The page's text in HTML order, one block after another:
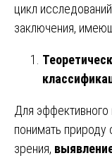
цикл
заключения,
Для
понимать природу
зрения,